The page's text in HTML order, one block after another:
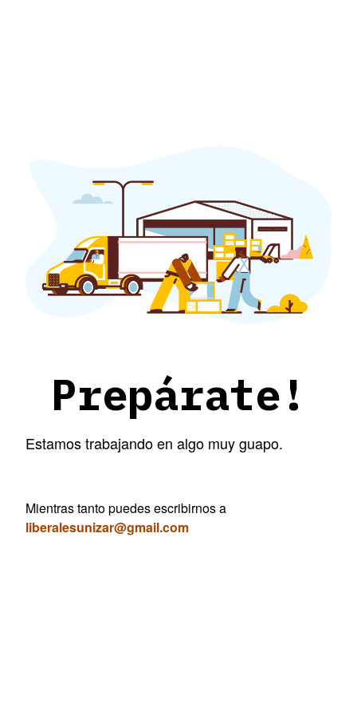
Prepárate!
Estamos trabajando en algo muy guapo.
Mientras tanto puedes escribirnos a
liberalesunizar@gmail.com